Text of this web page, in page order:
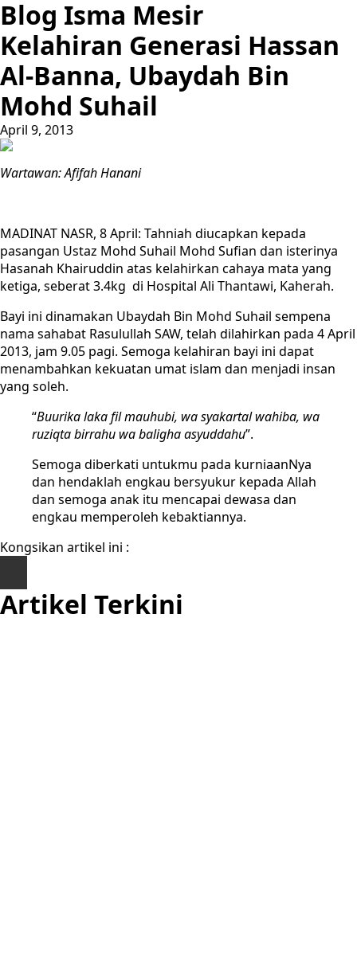
Blog Isma Mesir
Kelahiran Generasi Hassan
Al-Banna, Ubaydah Bin
Mohd Suhail
April 9, 2013
Wartawan: Afifah Hanani
MADINAT NASR, 8 April: Tahniah diucapkan kepada
pasangan Ustaz Mohd Suhail Mohd Sufian dan isterinya
Hasanah Khairuddin atas kelahirkan cahaya mata yang
ketiga, seberat 3.4kg di Hospital Ali Thantawi, Kaherah.
Bayi ini dinamakan Ubaydah Bin Mohd Suhail sempena
nama sahabat Rasulullah SAW, telah dilahirkan pada 4 April
2013, jam 9.05 pagi. Semoga kelahiran bayi ini dapat
menambahkan kekuatan umat islam dan menjadi insan
yang soleh.
“Buurika laka fil mauhubi, wa syakartal wahiba, wa
ruziqta birrahu wa baligha asyuddahu”.
Semoga diberkati untukmu pada kurniaanNya
dan hendaklah engkau bersyukur kepada Allah
dan semoga anak itu mencapai dewasa dan
engkau memperoleh kebaktiannya.
Kongsikan artikel ini :
Artikel Terkini